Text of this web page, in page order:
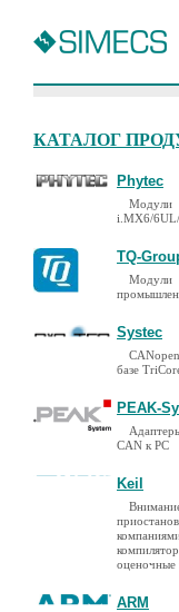
КАТАЛОГ
Phytec
i.MX6/
TQ-
Модули
Systec
базе
PEAK-
CAN к PC
Keil
оценочные
ARM